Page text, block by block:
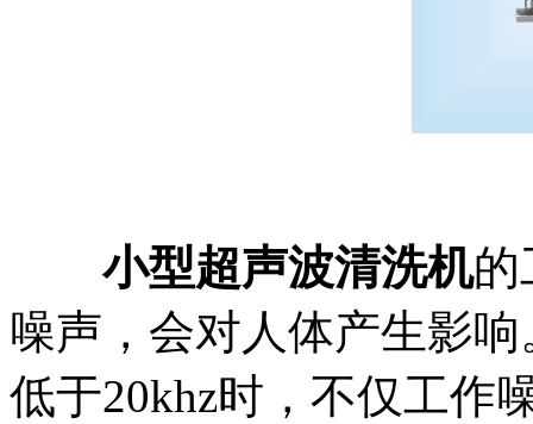
小型超声波清洗机的
噪声，会对人体产生影
低于20khz时，不仅工作